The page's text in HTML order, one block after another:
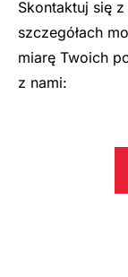
Skontaktuj się
szczegółach
miarę Twoich
z nami: